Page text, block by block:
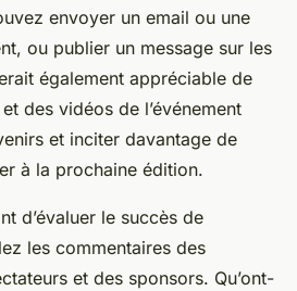
envoyer un email ou une
ou publier un message sur les
également appréciable de
des vidéos de l’événement
et inciter davantage de
à la prochaine édition.
d’évaluer le succès de
les commentaires des
et des sponsors. Qu’ont-